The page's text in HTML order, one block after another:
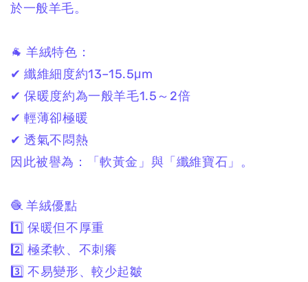
於一般羊毛。
🐐 羊絨特色：
✔ 纖維細度約13–15.5μm
✔ 保暖度約為一般羊毛1.5～2倍
✔ 輕薄卻極暖
✔ 透氣不悶熱
因此被譽為：
「軟黃金」與「纖維寶石」。
🧶 羊絨優點
1️⃣ 保暖但不厚重
2️⃣ 極柔軟、不刺癢
3️⃣ 不易變形、較少起皺